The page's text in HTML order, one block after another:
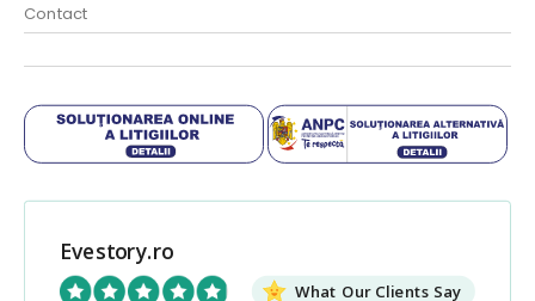
Contact
Evestory.ro
What Our Clients Say